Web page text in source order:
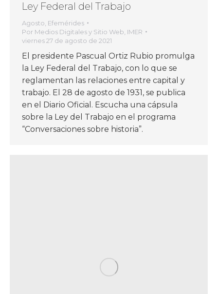
Ley Federal del Trabajo
Agosto, Efemérides
Por Medios Digitales y Sitio Web, IMER
viernes 27 de agosto de 2021
El presidente Pascual Ortiz Rubio promulga
la Ley Federal del Trabajo, con lo que se
reglamentan las relaciones entre capital y
trabajo. El 28 de agosto de 1931, se publica
en el Diario Oficial. Escucha una cápsula
sobre la Ley del Trabajo en el programa
“Conversaciones sobre historia”.